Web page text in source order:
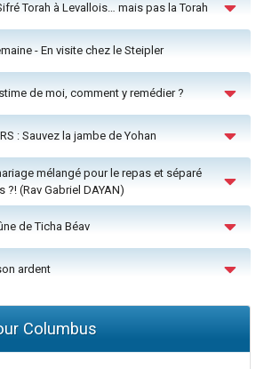
Torah à Levallois… mais pas la Torah
- En visite chez le Steipler
de moi, comment y remédier ?
: Sauvez la jambe de Yohan
mélangé pour le repas et séparé
?! (Rav Gabriel DAYAN)
de Ticha Béav
ardent
Columbus